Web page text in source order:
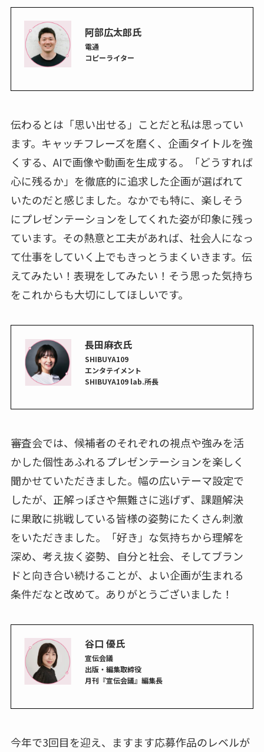
阿部広太郎氏
電通
コピーライター
伝わるとは「思い出せる」ことだと私は思ってい
ます。キャッチフレーズを磨く、企画タイトルを強
くする、AIで画像や動画を生成する。「どうすれば
心に残るか」を徹底的に追求した企画が選ばれて
いたのだと感じました。なかでも特に、楽しそう
にプレゼンテーションをしてくれた姿が印象に残っ
ています。その熱意と工夫があれば、社会人になっ
て仕事をしていく上でもきっとうまくいきます。伝
えてみたい！表現をしてみたい！そう思った気持ち
をこれからも大切にしてほしいです。
長田麻衣氏
SHIBUYA109
エンタテイメント
SHIBUYA109 lab.所長
審査会では、候補者のそれぞれの視点や強みを活
かした個性あふれるプレゼンテーションを楽しく
聞かせていただきました。幅の広いテーマ設定で
したが、正解っぽさや無難さに逃げず、課題解決
に果敢に挑戦している皆様の姿勢にたくさん刺激
をいただきました。「好き」な気持ちから理解を
深め、考え抜く姿勢、自分と社会、そしてブラン
ドと向き合い続けることが、よい企画が生まれる
条件だなと改めて。ありがとうございました！
谷口 優氏
宣伝会議
出版・編集取締役
月刊『宣伝会議』編集長
今年で3回目を迎え、ますます応募作品のレベルが